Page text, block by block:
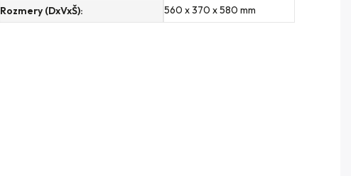
Rozmery (DxVxŠ): 560 x 370 x 580 mm